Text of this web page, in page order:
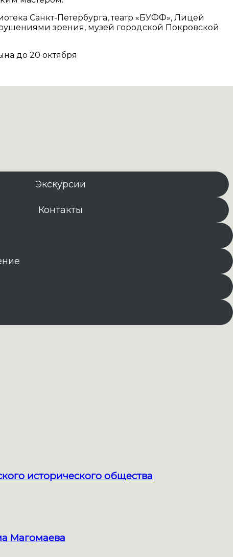
Санкт-Петербурга, театр «БУФФ», Лицей
зрения, музей городской Покровской
до 20 октября
Экскурсии
Контакты
исторического общества
Магомаева